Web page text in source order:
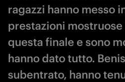
ragazzi hanno messo
prestazioni
questa finale e sono
hanno dato tutto.
subentrato, hanno